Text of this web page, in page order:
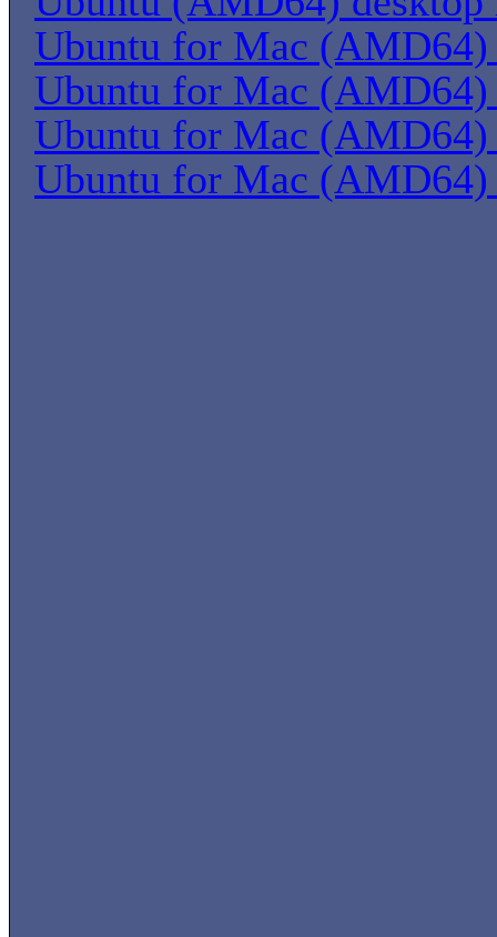
Ubuntu for Mac (AMD64)
Ubuntu for Mac (AMD64)
Ubuntu for Mac (AMD64)
Ubuntu for Mac (AMD64)